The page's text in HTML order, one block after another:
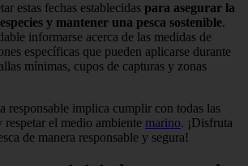
estas fechas establecidas para asegurar la
y mantener una pesca sostenible.
informarse acerca de las medidas de
específicas que pueden aplicarse durante
mínimas, cupos de capturas y zonas
responsable implica cumplir con todas las
el medio ambiente marino. ¡Disfruta
de manera responsable y segura!